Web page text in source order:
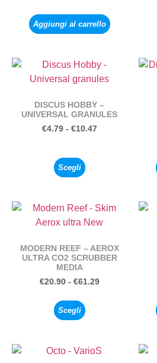
Aggiungi al carrello
DISCUS HOBBY –
UNIVERSAL GRANULES
€4.79 - €10.47
Scegli
MODERN REEF – AEROX
ULTRA CO2 SCRUBBER
MEDIA
€20.90 - €61.29
Scegli